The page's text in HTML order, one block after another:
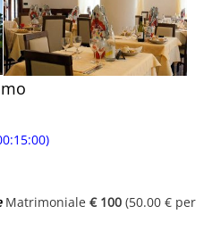
Matrimoniale € 100 (50.00 € per